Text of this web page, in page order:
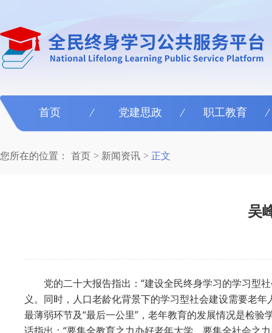
首页 党建思政 职工教育
您所在的位置： 首页 新闻资讯 正文
吴
党的二十大报告指出：“建设全民终身学习的学习型
义。同时，人口老龄化背景下的学习型社会建设需要老
最薄弱环节及“最后一公里”，老年教育的发展情况是检